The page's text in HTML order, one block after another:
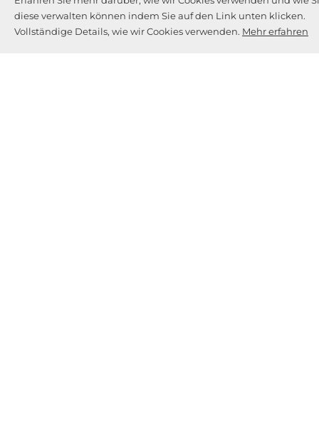
diese verwalten können indem Sie auf den Link unten klicken.
Vollständige Details, wie wir Cookies verwenden. Mehr erfahren